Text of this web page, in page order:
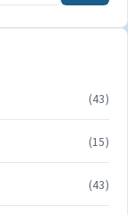
(43)
(15)
(43)